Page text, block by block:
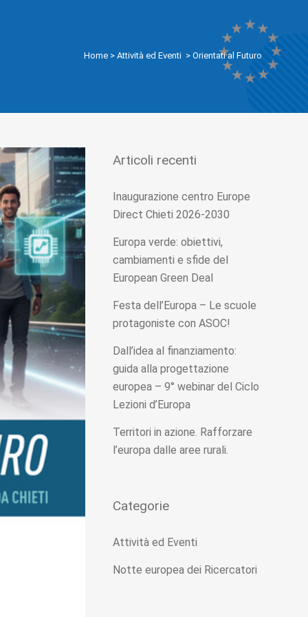
Home > Attività ed Eventi > Orientati al Futuro
Articoli recenti
Inaugurazione centro Europe
Direct Chieti 2026-2030
Europa verde: obiettivi,
cambiamenti e sfide del
European Green Deal
Festa dell’Europa – Le scuole
protagoniste con ASOC!
Dall’idea al finanziamento:
guida alla progettazione
europea – 9° webinar del Ciclo
Lezioni d’Europa
Territori in azione. Rafforzare
l’europa dalle aree rurali.
Categorie
Attività ed Eventi
Notte europea dei Ricercatori